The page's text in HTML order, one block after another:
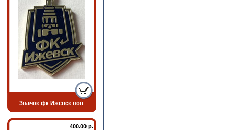
Значок фк Ижевск нов
400.00 р.